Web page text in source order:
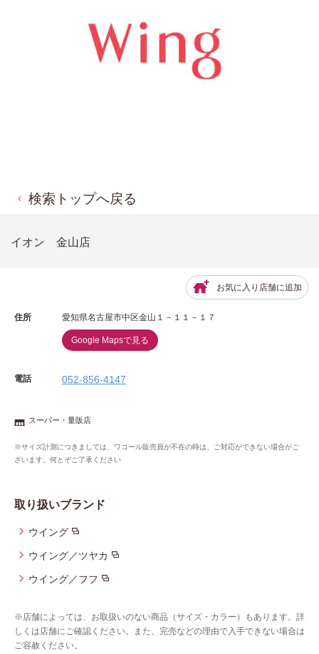
検索トップへ戻る
イオン 金山店
お気に入り店舗に追加
住所 愛知県名古屋市中区金山１－１１－１７
Google Mapsで見る
電話 052-856-4147
スーパー・量販店
※サイズ計測につきましては、ワコール販売員が不在の時は、ご対応ができない場合がご
ざいます。何とぞご了承ください
取り扱いブランド
ウイング
ウイング／ツヤカ
ウイング／フフ
※店舗によっては、お取扱いのない商品（サイズ・カラー）もあります。詳
しくは店舗にご確認ください。また、完売などの理由で入手できない場合は
ご容赦ください。